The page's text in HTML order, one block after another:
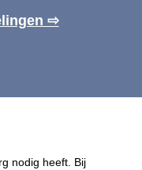
⇨
nodig heeft. Bij